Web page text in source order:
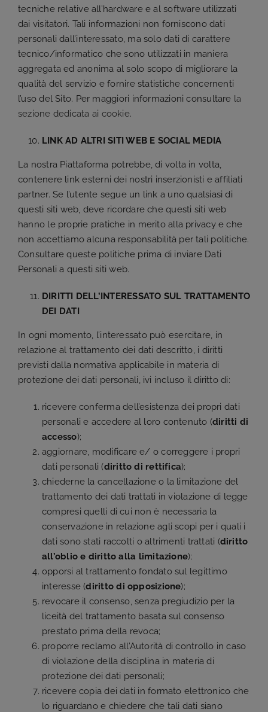
tecniche relative all’hardware e al software utilizzati
dai visitatori. Tali informazioni non forniscono dati
personali dall’interessato, ma solo dati di carattere
tecnico/informatico che sono utilizzati in maniera
aggregata ed anonima al solo scopo di migliorare la
qualità del servizio e fornire statistiche concernenti
l’uso del Sito. Per maggiori informazioni consultare la
sezione dedicata ai cookie.
LINK AD ALTRI SITI WEB E SOCIAL MEDIA
La nostra Piattaforma potrebbe, di volta in volta,
contenere link esterni dei nostri inserzionisti e affiliati
partner. Se l’utente segue un link a uno qualsiasi di
questi siti web, deve ricordare che questi siti web
hanno le proprie pratiche in merito alla privacy e che
non accettiamo alcuna responsabilità per tali politiche.
Consultare queste politiche prima di inviare Dati
Personali a questi siti web.
DIRITTI DELL’INTERESSATO SUL TRATTAMENTO
DEI DATI
In ogni momento, l’interessato può esercitare, in
relazione al trattamento dei dati descritto, i diritti
previsti dalla normativa applicabile in materia di
protezione dei dati personali, ivi incluso il diritto di:
ricevere conferma dell’esistenza dei propri dati
personali e accedere al loro contenuto (diritti di
accesso);
aggiornare, modificare e/ o correggere i propri
dati personali (diritto di rettifica);
chiederne la cancellazione o la limitazione del
trattamento dei dati trattati in violazione di legge
compresi quelli di cui non è necessaria la
conservazione in relazione agli scopi per i quali i
dati sono stati raccolti o altrimenti trattati (diritto
all’oblio e diritto alla limitazione);
opporsi al trattamento fondato sul legittimo
interesse (diritto di opposizione);
revocare il consenso, senza pregiudizio per la
liceità del trattamento basata sul consenso
prestato prima della revoca;
proporre reclamo all’Autorità di controllo in caso
di violazione della disciplina in materia di
protezione dei dati personali;
ricevere copia dei dati in formato elettronico che
lo riguardano e chiedere che tali dati siano